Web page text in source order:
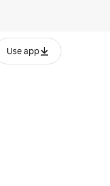
Use app